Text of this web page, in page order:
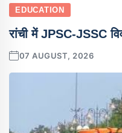
EDUCATION
रांची में JPSC-JSSC
07 AUGUST, 2026